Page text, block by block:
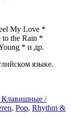
My Love *
the Rain *
* и др.
языке.
Клавишные /
, Pop, Rhythm &